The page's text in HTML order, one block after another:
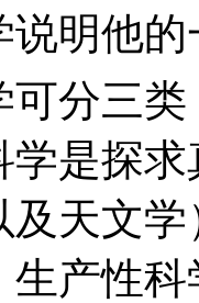
明他
三类
是探
及天文
产性